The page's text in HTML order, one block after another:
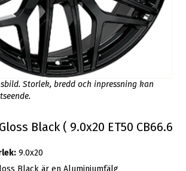
Storlek, bredd och inpressning kan
Black ( 9.0x20 ET50 CB66.6
9.0x20